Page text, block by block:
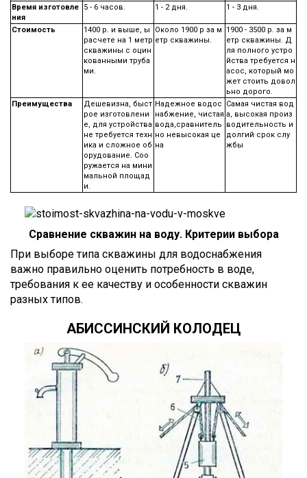
Время изготовле
ния
5 - 6 часов. 1 - 2 дня. 1 - 3 дня.
Стоимость
1400 р. и выше, ы
расчете на 1 метр
скважины с оцин
кованными труба
ми.
Около 1900 р за м
етр скважины.
1900 - 3500 р. за м
етр скважины. Д
ля полного устро
йства требуется н
асос, который мо
жет стоить довол
ьно дорого.
Преимущества
Дешевизна, быст
рое изготовлени
е, для устройства
не требуется техн
ика и сложное об
орудование. Соо
ружается на мини
мальной площад
и.
Надежное водос
набжение, чистая
вода,сравнитель
но невысокая це
на
Самая чистая вод
а, высокая произ
водительность и
долгий срок слу
жбы
Сравнение скважин на воду. Критерии выбора
При выборе типа скважины для водоснабжения
важно правильно оценить потребность в воде,
требования к ее качеству и особенности скважин
разных типов.
АБИССИНСКИЙ КОЛОДЕЦ